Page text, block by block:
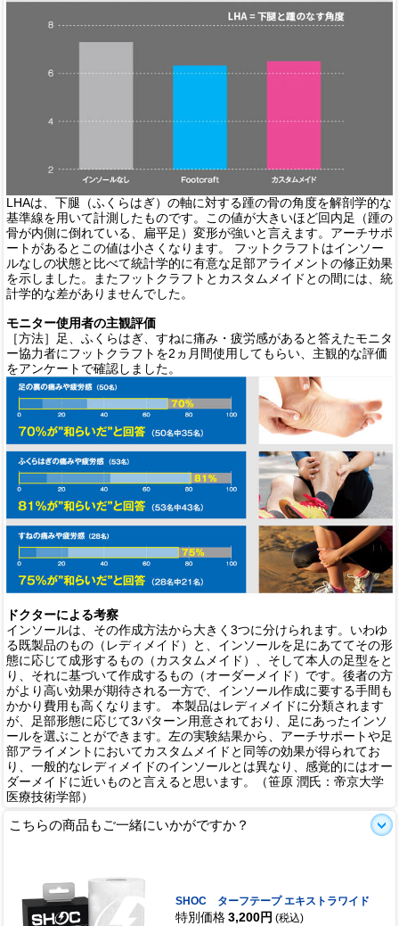
LHAは、下腿（ふくらはぎ）の軸に対する踵の骨の角度を解剖学的な
基準線を用いて計測したものです。この値が大きいほど回内足（踵の
骨が内側に倒れている、扁平足）変形が強いと言えます。アーチサポ
ートがあるとこの値は小さくなります。 フットクラフトはインソー
ルなしの状態と比べて統計学的に有意な足部アライメントの修正効果
を示しました。またフットクラフトとカスタムメイドとの間には、統
計学的な差がありませんでした。
モニター使用者の主観評価
［方法］足、ふくらはぎ、すねに痛み・疲労感があると答えたモニタ
ー協力者にフットクラフトを2ヵ月間使用してもらい、主観的な評価
をアンケートで確認しました。
ドクターによる考察
インソールは、その作成方法から大きく3つに分けられます。いわゆ
る既製品のもの（レディメイド）と、インソールを足にあててその形
態に応じて成形するもの（カスタムメイド）、そして本人の足型をと
り、それに基づいて作成するもの（オーダーメイド）です。後者の方
がより高い効果が期待される一方で、インソール作成に要する手間も
かかり費用も高くなります。 本製品はレディメイドに分類されます
が、足部形態に応じて3パターン用意されており、足にあったインソ
ールを選ぶことができます。左の実験結果から、アーチサポートや足
部アライメントにおいてカスタムメイドと同等の効果が得られてお
り、一般的なレディメイドのインソールとは異なり、感覚的にはオー
ダーメイドに近いものと言えると思います。（笹原 潤氏：帝京大学
医療技術学部）
こちらの商品もご一緒にいかがですか？
SHOC ターフテープ エキストラワイド
特別価格 3,200円 (税込)